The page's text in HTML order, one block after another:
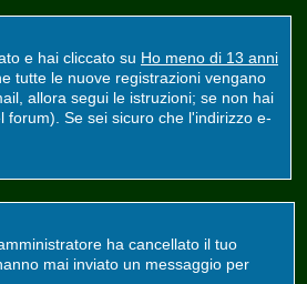
e hai cliccato su Ho meno di 13 anni
tutte le nuove registrazioni vengano
allora segui le istruzioni; se non hai
forum). Se sei sicuro che l'indirizzo e-
ha cancellato il tuo
mai inviato un messaggio per